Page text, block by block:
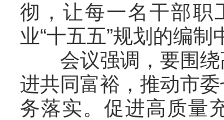
彻，让每一名干部职
业“十五五”规划的编
会议强调，要围绕
进共同富裕，推动市
务落实。促进高质量